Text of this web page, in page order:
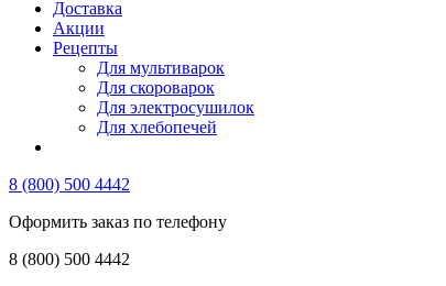
Доставка
Акции
Рецепты
Для мультиварок
Для скороварок
Для электросушилок
Для хлебопечей
8 (800) 500 4442
Оформить заказ по телефону
8 (800) 500 4442